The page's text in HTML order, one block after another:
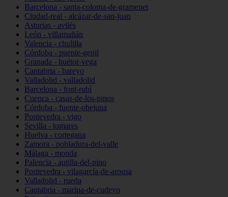
Barcelona - santa-coloma-de-gramenet
Ciudad-real - alcázar-de-san-juan
Asturias - avilés
León - villamañán
Valencia - chulilla
Córdoba - puente-genil
Granada - huétor-vega
Cantabria - bareyo
Valladolid - valladolid
Barcelona - font-rubí
Cuenca - casas-de-los-pinos
Córdoba - fuente-obejuna
Pontevedra - vigo
Sevilla - tomares
Huelva - cortegana
Zamora - pobladura-del-valle
Málaga - monda
Palencia - autilla-del-pino
Pontevedra - vilagarcía-de-arousa
Valladolid - rueda
Cantabria - marina-de-cudeyo